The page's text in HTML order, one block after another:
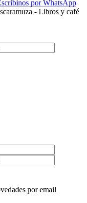
por WhatsApp
- Libros y café
por email